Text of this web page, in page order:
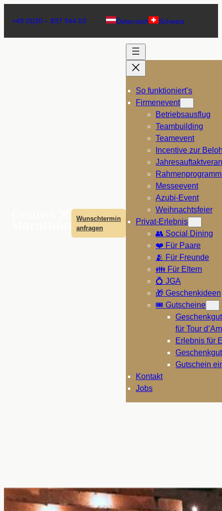
+49 (0)30 – 837 944 03 Österreich Schweiz
So funktioniert’s
Firmenevent
Betriebsausflug
Teambuilding
Teamevent
Incentive zur
Messeevent
Azubi-Event
Weihnachtsfeier
Privat-Erlebnis
👥 Social Dining
❤️ Für Paare
🫂 Für Freunde
👪 Für Eltern
💍 JGA
🎁 Geschenkideen
🎟️ Gutscheine
für Tour
Erlebnis für
Gutschein
Kontakt
Jobs
Wunschtermin
anfragen